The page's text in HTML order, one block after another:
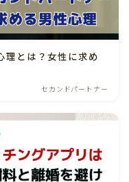
理とは？女性に求め
セカンドパートナー